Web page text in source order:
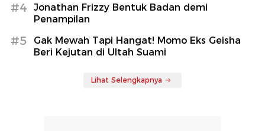
#4
Jonathan Frizzy Bentuk Badan demi
Penampilan
#5
Gak Mewah Tapi Hangat! Momo Eks Geisha
Beri Kejutan di Ultah Suami
Lihat Selengkapnya